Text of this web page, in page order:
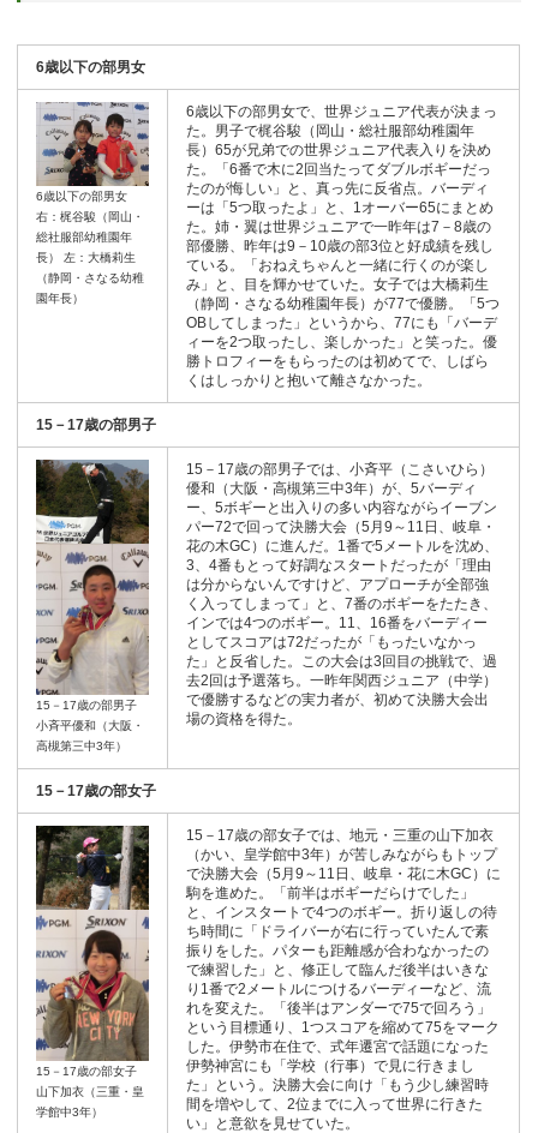
6歳以下の部男女
6歳以下の部男女
右：梶谷駿（岡山・
総社服部幼稚園年
長） 左：大橋莉生
（静岡・さなる幼稚
園年長）
6歳以下の部男女で、世界ジュニア代表が決まっ
た。男子で梶谷駿（岡山・総社服部幼稚園年
長）65が兄弟での世界ジュニア代表入りを決め
た。「6番で木に2回当たってダブルボギーだっ
たのが悔しい」と、真っ先に反省点。バーディ
ーは「5つ取ったよ」と、1オーバー65にまとめ
た。姉・翼は世界ジュニアで一昨年は7－8歳の
部優勝、昨年は9－10歳の部3位と好成績を残し
ている。「おねえちゃんと一緒に行くのが楽し
み」と、目を輝かせていた。女子では大橋莉生
（静岡・さなる幼稚園年長）が77で優勝。「5つ
OBしてしまった」というから、77にも「バーデ
ィーを2つ取ったし、楽しかった」と笑った。優
勝トロフィーをもらったのは初めてで、しばら
くはしっかりと抱いて離さなかった。
15－17歳の部男子
15－17歳の部男子
小斉平優和（大阪・
高槻第三中3年）
15－17歳の部男子では、小斉平（こさいひら）
優和（大阪・高槻第三中3年）が、5バーディ
ー、5ボギーと出入りの多い内容ながらイーブン
パー72で回って決勝大会（5月9～11日、岐阜・
花の木GC）に進んだ。1番で5メートルを沈め、
3、4番もとって好調なスタートだったが「理由
は分からないんですけど、アプローチが全部強
く入ってしまって」と、7番のボギーをたたき、
インでは4つのボギー。11、16番をバーディー
としてスコアは72だったが「もったいなかっ
た」と反省した。この大会は3回目の挑戦で、過
去2回は予選落ち。一昨年関西ジュニア（中学）
で優勝するなどの実力者が、初めて決勝大会出
場の資格を得た。
15－17歳の部女子
15－17歳の部女子
山下加衣（三重・皇
学館中3年）
15－17歳の部女子では、地元・三重の山下加衣
（かい、皇学館中3年）が苦しみながらもトップ
で決勝大会（5月9～11日、岐阜・花に木GC）に
駒を進めた。「前半はボギーだらけでした」
と、インスタートで4つのボギー。折り返しの待
ち時間に「ドライバーが右に行っていたんで素
振りをした。パターも距離感が合わなかったの
で練習した」と、修正して臨んだ後半はいきな
り1番で2メートルにつけるバーディーなど、流
れを変えた。「後半はアンダーで75で回ろう」
という目標通り、1つスコアを縮めて75をマーク
した。伊勢市在住で、式年遷宮で話題になった
伊勢神宮にも「学校（行事）で見に行きまし
た」という。決勝大会に向け「もう少し練習時
間を増やして、2位までに入って世界に行きた
い」と意欲を見せていた。